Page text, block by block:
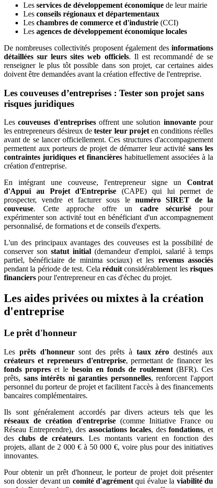
Les services de développement économique de leur mairie
Les conseils régionaux et départementaux
Les chambres de commerce et d'industrie (CCI)
Les agences de développement économique locales
De nombreuses collectivités proposent également des informations
détaillées sur leurs sites web officiels. Il est recommandé de se
renseigner le plus tôt possible dans son projet, car certaines aides
doivent être demandées avant la création effective de l'entreprise.
Les couveuses d’entreprises : Tester son projet sans
risques juridiques
Lescouveuses d'entreprisesoffrent une solution innovantepour
les entrepreneurs désireux detester leur projeten conditions réelles
avant de se lancer officiellement. Ces structures d'accompagnement
permettent aux porteurs de projet de démarrer leur activité sans les
contraintes juridiques et financières habituellement associées à la
création d'entreprise.
En intégrant une couveuse, l'entrepreneur signe un Contrat
d'Appui au Projet d'Entreprise (CAPE) qui lui permet de
prospecter, vendre et facturer sous lenuméro SIRET de la
couveuse. Cette approche offre un cadre sécurisépour
expérimenter son activité tout en bénéficiant d'un accompagnement
personnalisé, de formations et de conseils d'experts.
L'un des principaux avantages des couveuses est la possibilité de
conserver son statut initial (demandeur d'emploi, salarié à temps
partiel, bénéficiaire de minima sociaux) et les revenus associés
pendant la période de test. Cela réduit considérablement lesrisques
financiers pour l'entrepreneur en cas d'échec du projet.
Les aides privées ou mixtes à la création
d'entreprise
Le prêt d'honneur
Les prêts d'honneursont des prêts à taux zéro destinés aux
créateurs et repreneurs d'entreprise, permettant de financer les
fonds propres et le besoin en fonds de roulement (BFR). Ces
prêts, sans intérêts ni garanties personnelles, renforcent l'apport
personnel du porteur de projet et facilitent l'accès à des financements
bancaires complémentaires.
Ils sont généralement accordés par divers acteurs tels que les
réseaux de création d'entreprise (comme Initiative France ou
Réseau Entreprendre), desassociations locales, desfondations, et
desclubs de créateurs. Les montants varient en fonction des
projets, allant de 2 000 € à 50 000 €, voire plus pour des initiatives
innovantes.
Pour obtenir un prêt d'honneur, le porteur de projet doit présenter
son dossier devant un comité d'agrément qui évalue la viabilité du